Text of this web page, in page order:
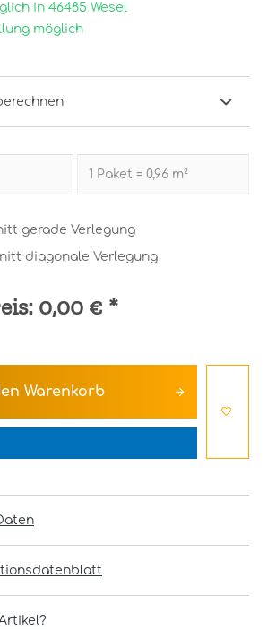
in 46485 Wesel
möglich
gerade Verlegung
diagonale Verlegung
0,00 € *
Warenkorb